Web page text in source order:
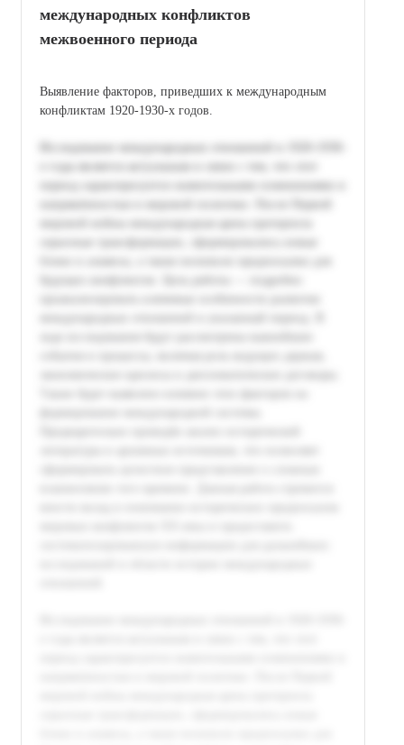
международных конфликтов
межвоенного периода
Выявление факторов, приведших к международным
конфликтам 1920-1930-х годов.